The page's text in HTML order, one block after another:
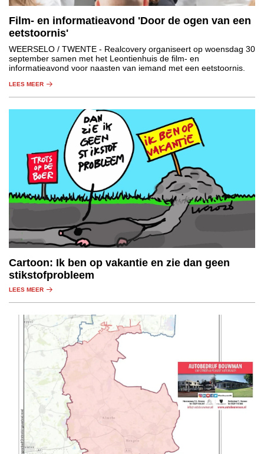
Film- en informatieavond 'Door de ogen van een
eetstoornis'
WEERSELO / TWENTE - Realcovery organiseert op woensdag 30
september samen met het Leontienhuis de film- en
informatieavond voor naasten van iemand met een eetstoornis.
LEES MEER
Cartoon: Ik ben op vakantie en zie dan geen
stikstofprobleem
LEES MEER